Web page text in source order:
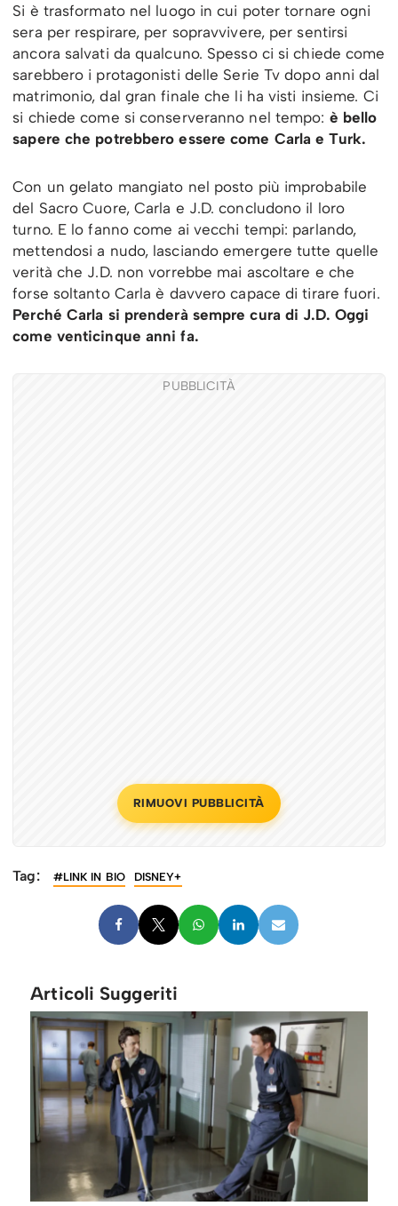
Si è trasformato nel luogo in cui poter tornare ogni
sera per respirare, per sopravvivere, per sentirsi
ancora salvati da qualcuno. Spesso ci si chiede come
sarebbero i protagonisti delle Serie Tv dopo anni dal
matrimonio, dal gran finale che li ha visti insieme. Ci
si chiede come si conserveranno nel tempo: è bello
sapere che potrebbero essere come Carla e Turk.
Con un gelato mangiato nel posto più improbabile
del Sacro Cuore, Carla e J.D. concludono il loro
turno. E lo fanno come ai vecchi tempi: parlando,
mettendosi a nudo, lasciando emergere tutte quelle
verità che J.D. non vorrebbe mai ascoltare e che
forse soltanto Carla è davvero capace di tirare fuori.
Perché Carla si prenderà sempre cura di J.D. Oggi
come venticinque anni fa.
PUBBLICITÀ
RIMUOVI PUBBLICITÀ
Tag: #LINK IN BIO DISNEY+
Articoli Suggeriti